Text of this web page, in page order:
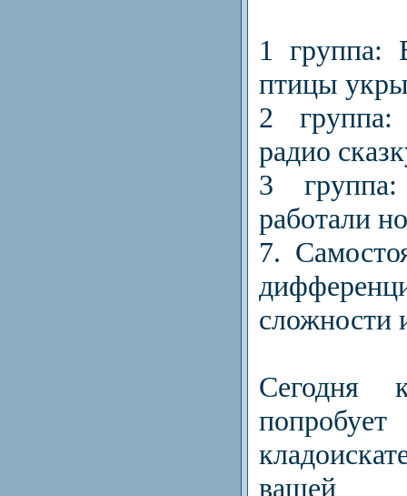
1 группа:
птицы
2
радио
3
работали
7.
сложности
Сегодня
вашей